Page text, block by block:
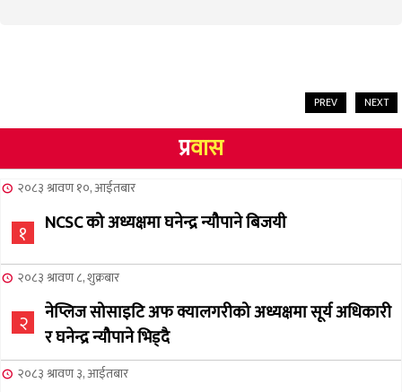
PREV NEXT
प्रवास
२०८३ श्रावण १०, आईतबार
१ NCSC को अध्यक्षमा घनेन्द्र न्यौपाने बिजयी
२०८३ श्रावण ८, शुक्रबार
२
नेप्लिज सोसाइटि अफ क्यालगरीको अध्यक्षमा सूर्य अधिकारी
र घनेन्द्र न्यौपाने भिड्दै
२०८३ श्रावण ३, आईतबार